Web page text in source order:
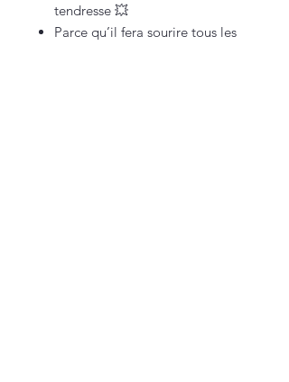
tendresse 💥
Parce qu’il fera sourire tous les